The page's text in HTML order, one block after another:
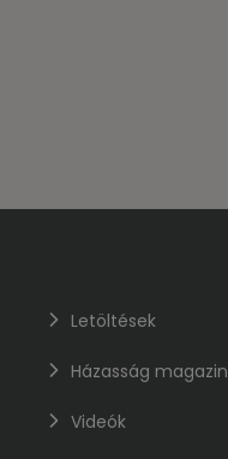
Letöltések
Házasság magazin
Videók